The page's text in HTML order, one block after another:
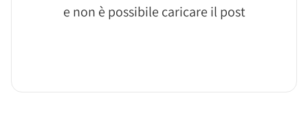
e non è possibile caricare il post